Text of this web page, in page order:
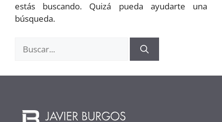
estás buscando. Quizá pueda ayudarte una
búsqueda.